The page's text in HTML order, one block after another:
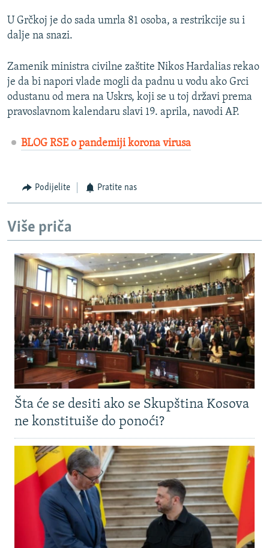
U Grčkoj je do sada umrla 81 osoba, a restrikcije su i
dalje na snazi.
Zamenik ministra civilne zaštite Nikos Hardalias rekao
je da bi napori vlade mogli da padnu u vodu ako Grci
odustanu od mera na Uskrs, koji se u toj državi prema
pravoslavnom kalendaru slavi 19. aprila, navodi AP.
BLOG RSE o pandemiji korona virusa
Podijelite Pratite nas
Više priča
Šta će se desiti ako se Skupština Kosova
ne konstituiše do ponoći?